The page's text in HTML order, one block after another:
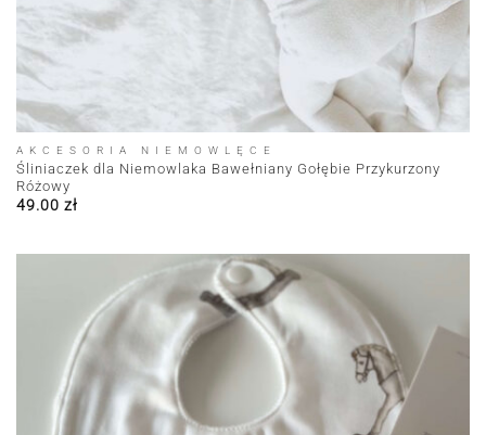
AKCESORIA NIEMOWLĘCE
Śliniaczek dla Niemowlaka Bawełniany Gołębie Przykurzony
Różowy
49.00 zł